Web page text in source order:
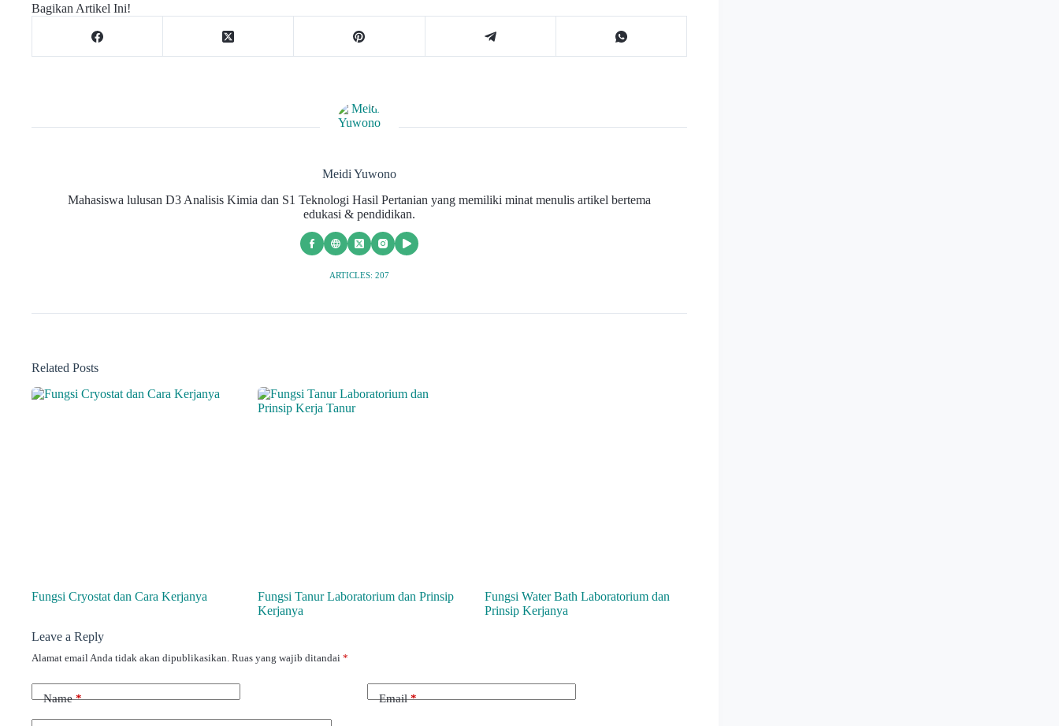
Bagikan Artikel Ini!
Meidi Yuwono
Mahasiswa lulusan D3 Analisis Kimia dan S1 Teknologi Hasil Pertanian yang memiliki minat menulis artikel bertema
edukasi & pendidikan.
ARTICLES: 207
Related Posts
Fungsi Cryostat dan Cara Kerjanya
Fungsi Tanur Laboratorium dan Prinsip
Kerjanya
Fungsi Water Bath Laboratorium dan
Prinsip Kerjanya
Leave a Reply
Alamat email Anda tidak akan dipublikasikan. Ruas yang wajib ditandai *
Name* Email*